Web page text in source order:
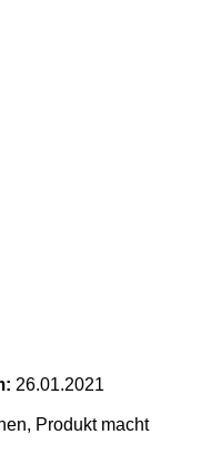
26.01.2021
Produkt macht